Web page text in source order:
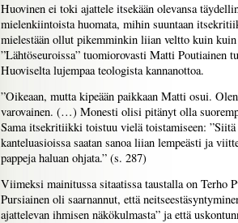
Huovinen ei toki ajattele itsekään olevansa
mielenkiintoista huomata, mihin suuntaan
mielestään ollut pikemminkin liian veltto kuin
”Lähtöseuroissa” tuomiorovasti Matti Poutiainen
Huoviselta lujempaa teologista kannanottoa.
”Oikeaan, mutta kipeään paikkaan Matti osui.
varovainen. (…) Monesti olisi pitänyt olla
Sama itsekritiikki toistuu vielä toistamiseen:
kanteluasioissa saatan sanoa liian lempeästi ja
pappeja haluan ohjata.” (s. 287)
Viimeksi mainitussa sitaatissa taustalla on Terho
Pursiainen oli saarnannut, että
ajattelevan ihmisen näkökulmasta” ja että